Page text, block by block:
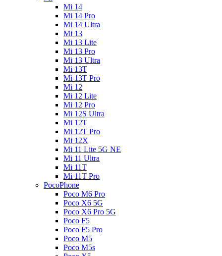
Mi 14
Mi 14 Pro
Mi 14 Ultra
Mi 13
Mi 13 Lite
Mi 13 Pro
Mi 13 Ultra
Mi 13T
Mi 13T Pro
Mi 12
Mi 12 Lite
Mi 12 Pro
Mi 12S Ultra
Mi 12T
Mi 12T Pro
Mi 12X
Mi 11 Lite 5G NE
Mi 11 Ultra
Mi 11T
Mi 11T Pro
PocoPhone
Poco M6 Pro
Poco X6 5G
Poco X6 Pro 5G
Poco F5
Poco F5 Pro
Poco M5
Poco M5s